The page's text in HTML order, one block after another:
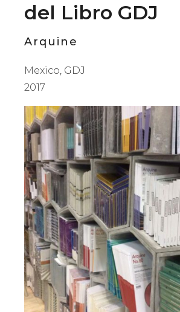
del Libro GDJ
Arquine
Mexico, GDJ
2017